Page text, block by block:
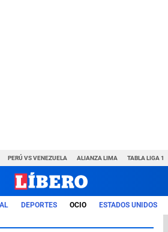
PERÚ VS VENEZUELA ALIANZA LIMA TABLA LIGA 1
DEPORTES OCIO ESTADOS UNIDOS